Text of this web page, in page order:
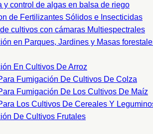
y control de algas en balsa de riego
de Fertilizantes Sólidos e Insecticidas
cultivos con cámaras Multiespectrales
en Parques, Jardines y Masas
En Cultivos De Arroz
Fumigación De Cultivos De Colza
Fumigación De Los Cultivos De Maíz
Los Cultivos De Cereales Y
De Cultivos Frutales